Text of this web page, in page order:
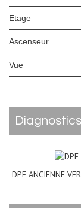
Etage
Ascenseur
Vue
DPE ANCIENNE